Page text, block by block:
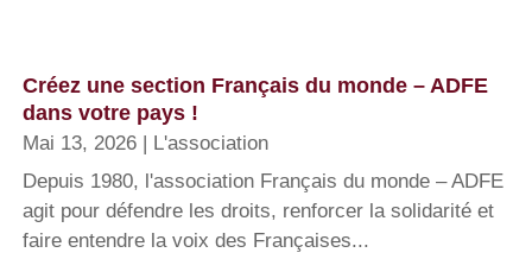
Créez une section Français du monde – ADFE
dans votre pays !
Mai 13, 2026
L'association
Depuis 1980, l'association Français du monde – ADFE
agit pour défendre les droits, renforcer la solidarité et
faire entendre la voix des Françaises...